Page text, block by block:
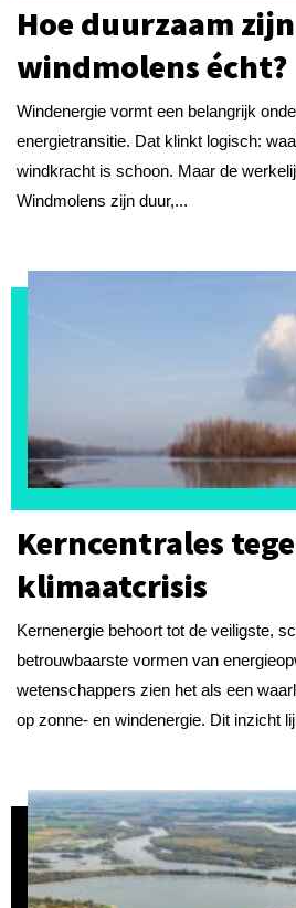
Hoe duurzaam zijn
windmolens écht?
Windenergie vormt een belangrijk
energietransitie. Dat klinkt logisch:
windkracht is schoon. Maar de
Windmolens zijn duur,...
Kerncentrales
klimaatcrisis
Kernenergie behoort tot de veiligste,
betrouwbaarste vormen van
wetenschappers zien het als een
op zonne- en windenergie. Dit inzicht